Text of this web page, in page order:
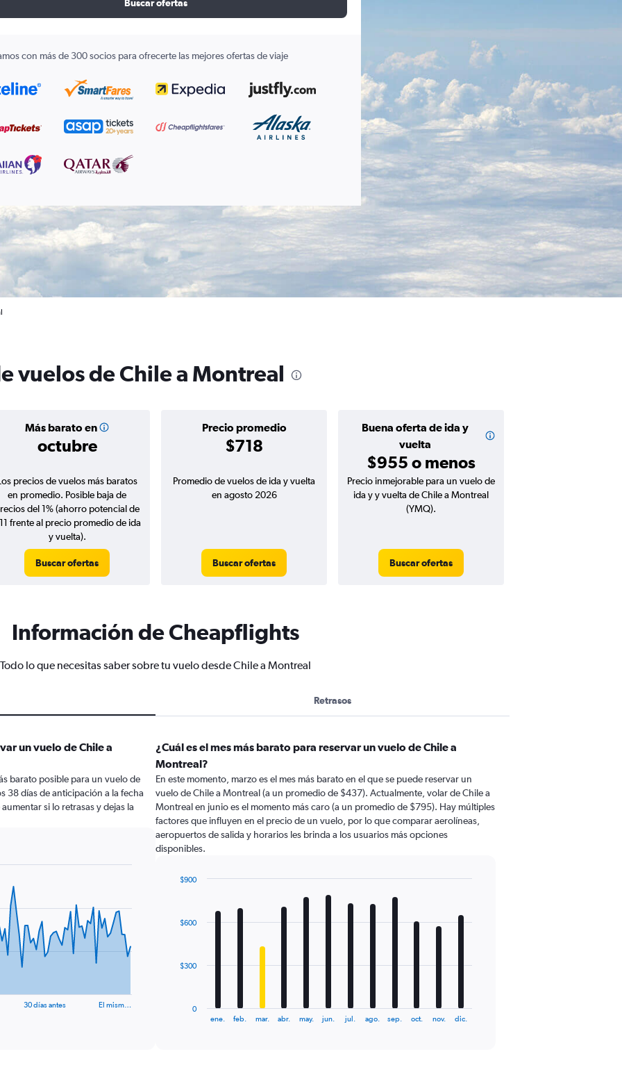
Buscar ofertas
con más de 300 socios para ofrecerte las mejores ofertas de viaje
vuelos de Chile a Montreal
Más barato en
octubre
Precio promedio
$718
Buena oferta de ida y
vuelta
$955 o menos
precios de vuelos más baratos
en promedio. Posible baja de
del 1% (ahorro potencial de
frente al precio promedio de ida
y vuelta).
Buscar ofertas
Promedio de vuelos de ida y vuelta
en agosto 2026
Buscar ofertas
Precio inmejorable para un vuelo de
ida y y vuelta de Chile a Montreal
(YMQ).
Buscar ofertas
Información de Cheapflights
Todo lo que necesitas saber sobre tu vuelo desde Chile a Montreal
Retrasos
un vuelo de Chile a
barato posible para un vuelo de
38 días de anticipación a la fecha
si lo retrasas y dejas la
30 días antes El mism…
¿Cuál es el mes más barato para reservar un vuelo de Chile a
Montreal?
En este momento, marzo es el mes más barato en el que se puede reservar un
vuelo de Chile a Montreal (a un promedio de $437). Actualmente, volar de Chile a
Montreal en junio es el momento más caro (a un promedio de $795). Hay múltiples
factores que influyen en el precio de un vuelo, por lo que comparar aerolíneas,
aeropuertos de salida y horarios les brinda a los usuarios más opciones
disponibles.
12
The
ene. feb. mar. abr. may. jun. jul. ago. sep. oct. nov. dic.
0
$300
$600
$900